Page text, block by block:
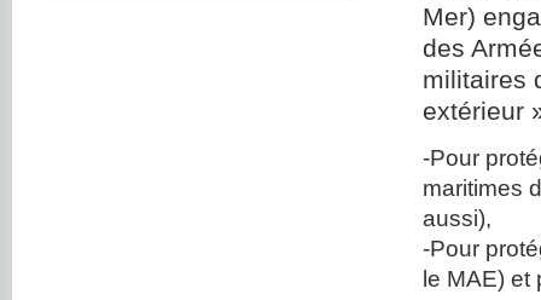
Mer)
des
militaires
extérieur
-Pour
maritimes
aussi),
-Pour
le MAE) et